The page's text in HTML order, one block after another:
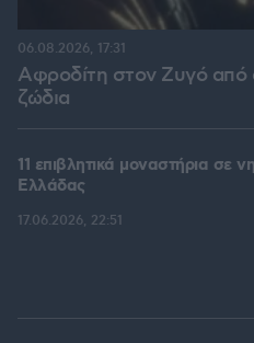
Αφροδίτη στον Ζυγό από
ζώδια
06.08.2026, 17:31
11 επιβλητικά μοναστήρια σε
Ελλάδας
17.06.2026, 22:51